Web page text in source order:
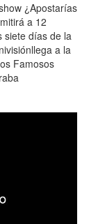
¿Apostarías
a 12
siete días de la
a la
Famosos